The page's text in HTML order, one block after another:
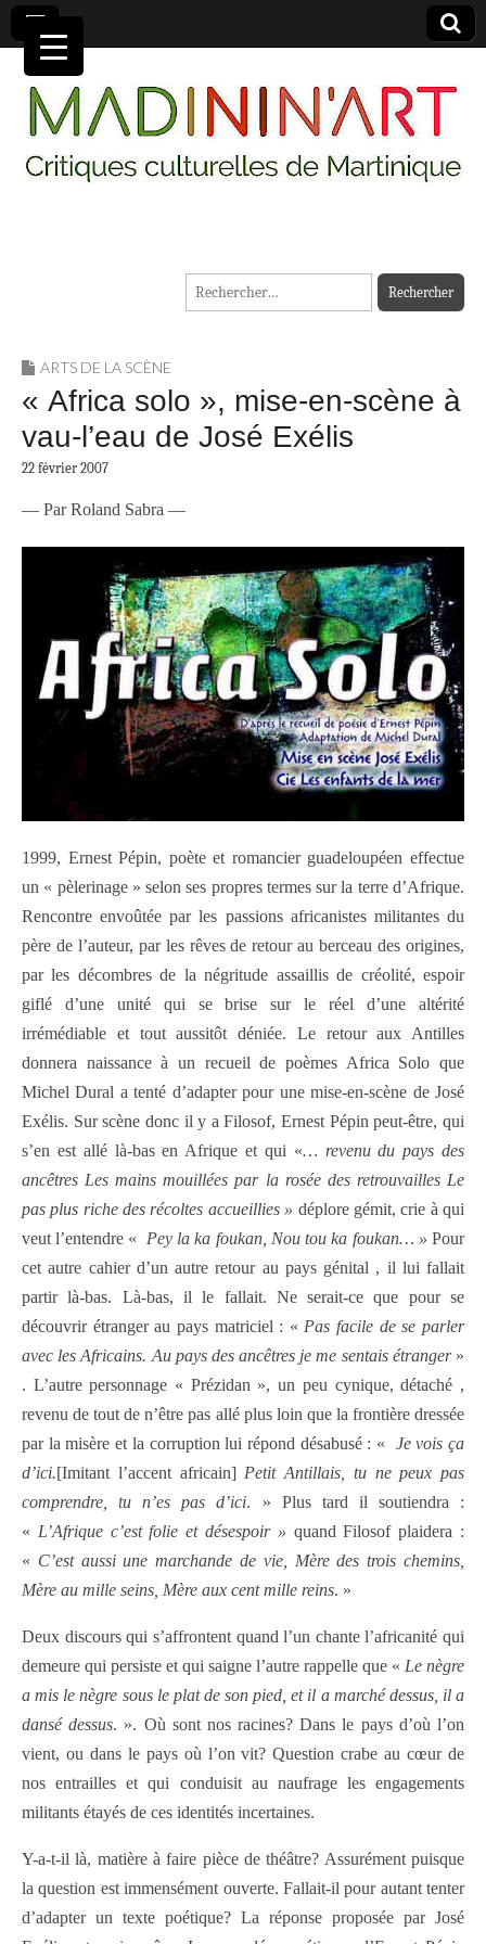
MADININ'ART
Rechercher :
ARTS DE LA SCÈNE
« Africa solo », mise-en-scène à
vau-l’eau de José Exélis
22 février 2007
— Par Roland Sabra —
1999, Ernest Pépin, poète et romancier guadeloupéen effectue
un « pèlerinage » selon ses propres termes sur la terre d’Afrique.
Rencontre envoûtée par les passions africanistes militantes du
père de l’auteur, par les rêves de retour au berceau des origines,
par les décombres de la négritude assaillis de créolité, espoir
giflé d’une unité qui se brise sur le réel d’une altérité
irrémédiable et tout aussitôt déniée. Le retour aux Antilles
donnera naissance à un recueil de poèmes Africa Solo que
Michel Dural a tenté d’adapter pour une mise-en-scène de José
Exélis. Sur scène donc il y a Filosof, Ernest Pépin peut-être, qui
s’en est allé là-bas en Afrique et qui «… revenu du pays des
ancêtres Les mains mouillées par la rosée des retrouvailles Le
pas plus riche des récoltes accueillies » déplore gémit, crie à qui
veut l’entendre « Pey la ka foukan, Nou tou ka foukan… »Pour
cet autre cahier d’un autre retour au pays génital , il lui fallait
partir là-bas. Là-bas, il le fallait. Ne serait-ce que pour se
découvrir étranger au pays matriciel : « Pas facile de se parler
avec les Africains. Au pays des ancêtres je me sentais étranger »
. L’autre personnage « Prézidan », un peu cynique, détaché ,
revenu de tout de n’être pas allé plus loin que la frontière dressée
par la misère et la corruption lui répond désabusé : «
Je vois ça
d’ici.[Imitant l’accent africain]Petit Antillais, tu ne peux pas
comprendre, tu n’es pas d’ici. » Plus tard il soutiendra :
« L’Afrique c’est folie et désespoir » quand Filosof plaidera :
« C’est aussi une marchande de vie, Mère des trois chemins,
Mère au mille seins, Mère aux cent mille reins. »
Deux discours qui s’affrontent quand l’un chante l’africanité qui
demeure qui persiste et qui saigne l’autre rappelle que « Le nègre
a mis le nègre sous le plat de son pied, et il a marché dessus, il a
dansé dessus. ». Où sont nos racines? Dans le pays d’où l’on
vient, ou dans le pays où l’on vit? Question crabe au cœur de
nos entrailles et qui conduisit au naufrage les engagements
militants étayés de ces identités incertaines.
Y-a-t-il là, matière à faire pièce de théâtre? Assurément puisque
la question est immensément ouverte. Fallait-il pour autant tenter
d’adapter un texte poétique? La réponse proposée par José